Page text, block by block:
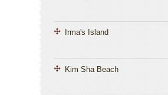
Irma's Island
Kim Sha Beach